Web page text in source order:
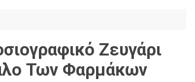
Ζευγάρι
Των Φαρμάκων